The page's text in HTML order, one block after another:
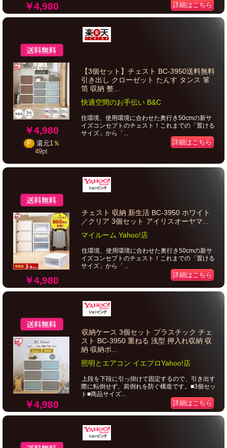
￥4,980 詳細はこちら
￥4,980
P 還元1％
49pt
【3個セット】チェスト BC-3950送料無料
引き出し クローゼット たんす タンス 箪
笥 収納 整...
快適空間のお手伝い B&C
住環境、使用環境に合わせた奥行き50cmの新サ
イズコンセプトのチェスト！これまでの「置ける
サイズ」から「...
詳細はこちら
￥4,980
チェスト 収納 新生活 BC-3950 ホワイト
／クリア 3個セット アイリスオーヤマ...
マイルーム Yahoo!店
住環境、使用環境に合わせた奥行き50cmの新サ
イズコンセプトのチェスト！これまでの「置ける
サイズ」から「...
詳細はこちら
￥4,980
収納ケース 3個セット プラスチック チェ
スト BC-3950 重ねる 浅型 押入れ収納 収
納 収納ボ...
照明とエアコン イエプロYahoo!店
上段を下段に引っ掛けて固定するので、引き出す
際に転倒せず、前倒れを防ぐ構造です。■3個セッ
ト■商品サイズ...
詳細はこちら